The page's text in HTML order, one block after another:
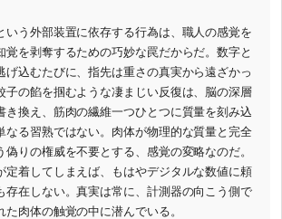
いう外部装置に依存する行為は、職人の感覚を
覚を剥奪するための巧妙な罠だからだ。数字と
げ込むたびに、指先は重さの真実から遠ざかっ
子の餡を掴むような凄まじい反復は、脳の深層
き換え、筋肉の繊維一つひとつに質量を刻み込
なる習熟ではない。肉体が物理的な質量と完全
偽りの権威を不要とする、感覚の変略なのだ。
定着してしまえば、もはやデジタルな数値に頼
存在しない。真実は常に、計測器の向こう側で
た肉体の触覚の中に潜んでいる。